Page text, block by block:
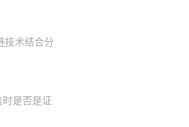
技术结合分
是否是证